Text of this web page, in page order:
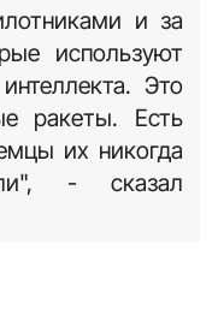
и за
используют
Это
ракеты. Есть
их никогда
- сказал